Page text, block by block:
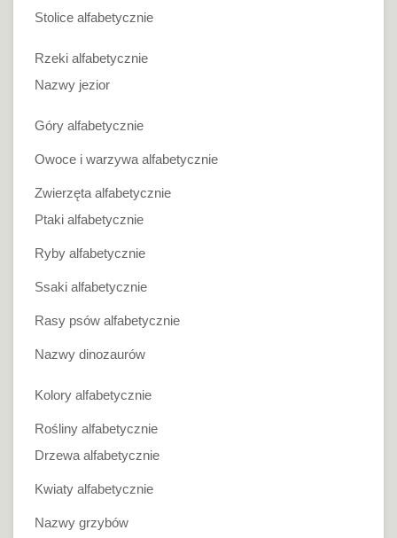
Stolice alfabetycznie
Rzeki alfabetycznie
Nazwy jezior
Góry alfabetycznie
Owoce i warzywa alfabetycznie
Zwierzęta alfabetycznie
Ptaki alfabetycznie
Ryby alfabetycznie
Ssaki alfabetycznie
Rasy psów alfabetycznie
Nazwy dinozaurów
Kolory alfabetycznie
Rośliny alfabetycznie
Drzewa alfabetycznie
Kwiaty alfabetycznie
Nazwy grzybów